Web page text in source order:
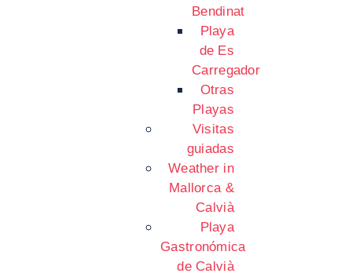
Bendinat
Playa
de Es
Carregador
Otras
Playas
Visitas
guiadas
Weather in
Mallorca &
Calvià
Playa
Gastronómica
de Calvià